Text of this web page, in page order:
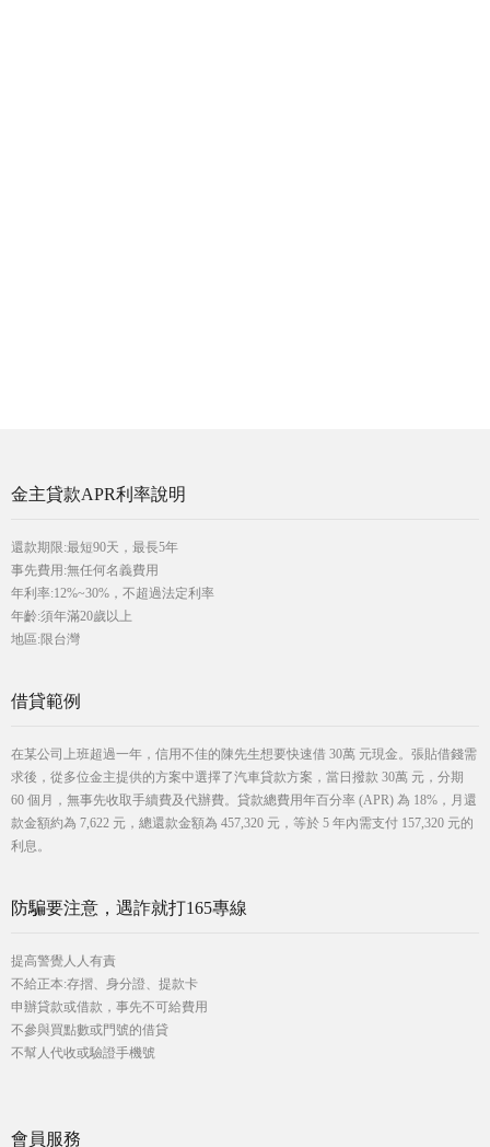
金主貸款APR利率說明
還款期限:最短90天，最長5年
事先費用:無任何名義費用
年利率:12%~30%，不超過法定利率
年齡:須年滿20歲以上
地區:限台灣
借貸範例
在某公司上班超過一年，信用不佳的陳先生想要快速借 30萬 元現金。張貼借錢需
求後，從多位金主提供的方案中選擇了汽車貸款方案，當日撥款 30萬 元，分期
60 個月，無事先收取手續費及代辦費。貸款總費用年百分率 (APR) 為 18%，月還
款金額約為 7,622 元，總還款金額為 457,320 元，等於 5 年內需支付 157,320 元的
利息。
防騙要注意，遇詐就打165專線
提高警覺人人有責
不給正本:存摺、身分證、提款卡
申辦貸款或借款，事先不可給費用
不參與買點數或門號的借貸
不幫人代收或驗證手機號
會員服務